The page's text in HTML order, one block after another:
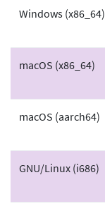
Windows (x86_64)
macOS (x86_64)
macOS (aarch64)
GNU/Linux (i686)